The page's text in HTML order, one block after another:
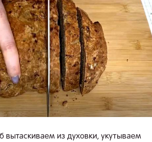
вытаскиваем из духовки, укутываем